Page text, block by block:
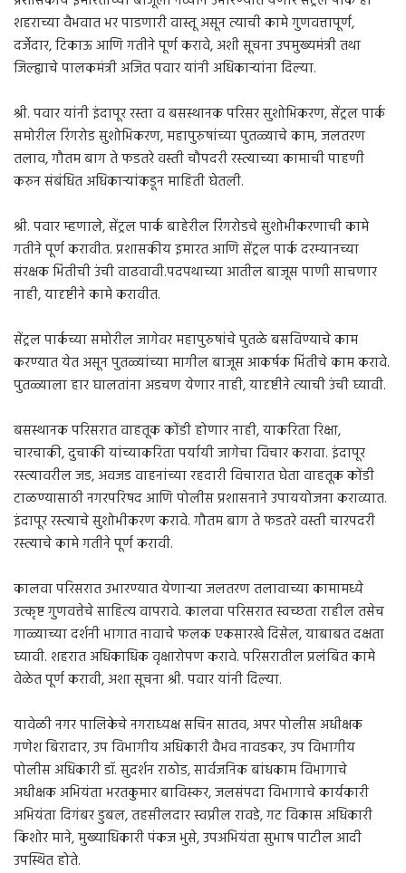
शहराच्या वैभवात भर पाडणारी वास्तू असून त्याची कामे गुणवत्तापूर्ण,
दर्जेदार, टिकाऊ आणि गतीने पूर्ण करावे, अशी सूचना उपमुख्यमंत्री तथा
जिल्ह्याचे पालकमंत्री अजित पवार यांनी अधिकाऱ्यांना दिल्या.
श्री. पवार यांनी इंदापूर रस्ता व बसस्थानक परिसर सुशोभिकरण, सेंट्रल पार्क
समोरील रिंगरोड सुशोभिकरण, महापुरुषांच्या पुतळ्याचे काम, जलतरण
तलाव, गौतम बाग ते फडतरे वस्ती चौपदरी रस्त्याच्या कामाची पाहणी
करुन संबंधित अधिकाऱ्यांकडून माहिती घेतली.
श्री. पवार म्हणाले, सेंट्रल पार्क बाहेरील रिंगरोडचे सुशोभीकरणाची कामे
गतीने पूर्ण करावीत. प्रशासकीय इमारत आणि सेंट्रल पार्क दरम्यानच्या
संरक्षक भिंतीची उंची वाढवावी.पदपथाच्या आतील बाजूस पाणी साचणार
नाही, यादृष्टीने कामे करावीत.
सेंट्रल पार्कच्या समोरील जागेवर महापुरुषांचे पुतळे बसविण्याचे काम
करण्यात येत असून पुतळ्यांच्या मागील बाजूस आकर्षक भिंतीचे काम करावे.
पुतळ्याला हार घालतांना अडचण येणार नाही, यादृष्टीने त्याची उंची घ्यावी.
बसस्थानक परिसरात वाहतूक कोंडी होणार नाही, याकरिता रिक्षा,
चारचाकी, दुचाकी यांच्याकरिता पर्यायी जागेचा विचार करावा. इंदापूर
रस्त्यावरील जड, अवजड वाहनांच्या रहदारी विचारात घेता वाहतूक कोंडी
टाळण्यासाठी नगरपरिषद आणि पोलीस प्रशासनाने उपाययोजना कराव्यात.
इंदापूर रस्त्याचे सुशोभीकरण करावे. गौतम बाग ते फडतरे वस्ती चारपदरी
रस्त्याचे कामे गतीने पूर्ण करावी.
कालवा परिसरात उभारण्यात येणाऱ्या जलतरण तलावाच्या कामामध्ये
उत्कृष्ट गुणवत्तेचे साहित्य वापरावे. कालवा परिसरात स्वच्छता राहील तसेच
गाळ्याच्या दर्शनी भागात नावाचे फलक एकसारखे दिसेल, याबाबत दक्षता
घ्यावी. शहरात अधिकाधिक वृक्षारोपण करावे. परिसरातील प्रलंबित कामे
वेळेत पूर्ण करावी, अशा सूचना श्री. पवार यांनी दिल्या.
यावेळी नगर पालिकेचे नगराध्यक्ष सचिन सातव, अपर पोलीस अधीक्षक
गणेश बिरादार, उप विभागीय अधिकारी वैभव नावडकर, उप विभागीय
पोलीस अधिकारी डॉ. सुदर्शन राठोड, सार्वजनिक बांधकाम विभागाचे
अधीक्षक अभियंता भरतकुमार बाविस्कर, जलसंपदा विभागाचे कार्यकारी
अभियंता दिगंबर डुबल, तहसीलदार स्वप्नील रावडे, गट विकास अधिकारी
किशोर माने, मुख्याधिकारी पंकज भुसे, उपअभियंता सुभाष पाटील आदी
उपस्थित होते.